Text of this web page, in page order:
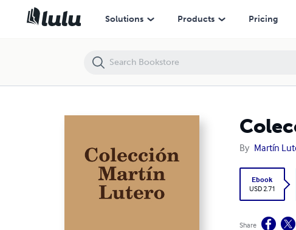
Solutions Products Pricing
By Martín
Ebook
USD 2.71
Share
Colección Martín Lutero